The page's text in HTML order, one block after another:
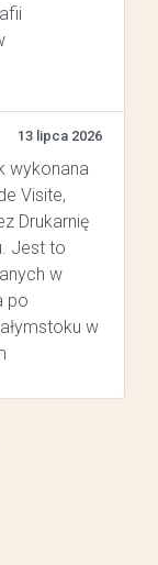
13 lipca 2026
wykonana
Visite,
Drukarnię
Jest to
w
po
w